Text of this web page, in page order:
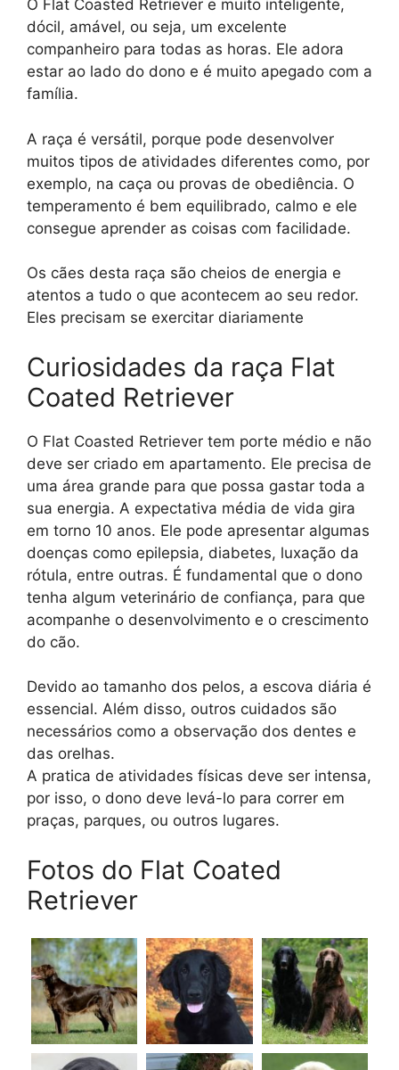
O Flat Coasted Retriever e muito inteligente,
dócil, amável, ou seja, um excelente
companheiro para todas as horas. Ele adora
estar ao lado do dono e é muito apegado com a
família.
A raça é versátil, porque pode desenvolver
muitos tipos de atividades diferentes como, por
exemplo, na caça ou provas de obediência. O
temperamento é bem equilibrado, calmo e ele
consegue aprender as coisas com facilidade.
Os cães desta raça são cheios de energia e
atentos a tudo o que acontecem ao seu redor.
Eles precisam se exercitar diariamente
Curiosidades da raça Flat
Coated Retriever
O Flat Coasted Retriever tem porte médio e não
deve ser criado em apartamento. Ele precisa de
uma área grande para que possa gastar toda a
sua energia. A expectativa média de vida gira
em torno 10 anos. Ele pode apresentar algumas
doenças como epilepsia, diabetes, luxação da
rótula, entre outras. É fundamental que o dono
tenha algum veterinário de confiança, para que
acompanhe o desenvolvimento e o crescimento
do cão.
Devido ao tamanho dos pelos, a escova diária é
essencial. Além disso, outros cuidados são
necessários como a observação dos dentes e
das orelhas.
A pratica de atividades físicas deve ser intensa,
por isso, o dono deve levá-lo para correr em
praças, parques, ou outros lugares.
Fotos do Flat Coated
Retriever